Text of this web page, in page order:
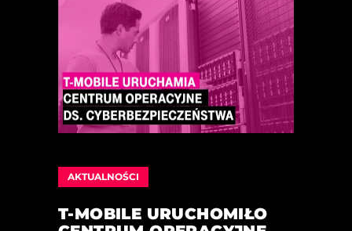
AKTUALNOŚCI
T-MOBILE URUCHOMIŁO